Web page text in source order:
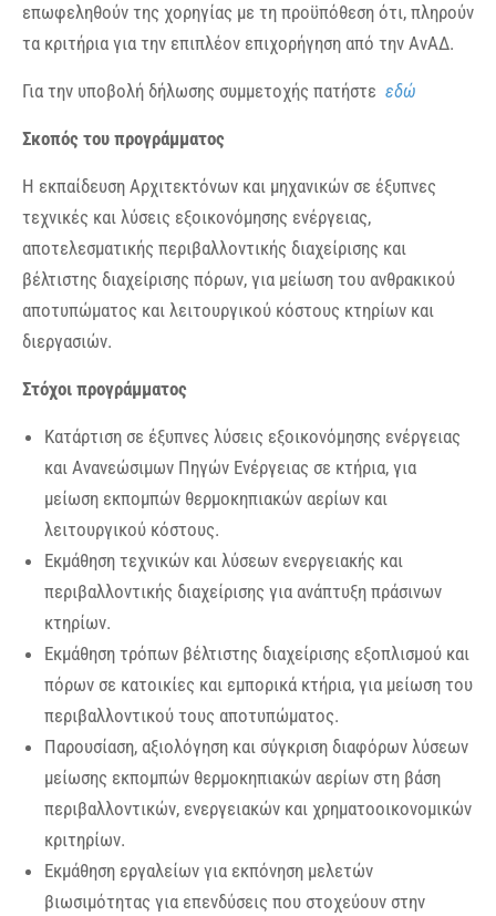
επωφεληθούν της χορηγίας με τη προϋπόθεση ότι, πληρούν
τα κριτήρια για την επιπλέον επιχορήγηση από την ΑνΑΔ.
Για την υποβολή δήλωσης συμμετοχής πατήστε εδώ
Σκοπός του προγράμματος
Η εκπαίδευση Αρχιτεκτόνων και μηχανικών σε έξυπνες
τεχνικές και λύσεις εξοικονόμησης ενέργειας,
αποτελεσματικής περιβαλλοντικής διαχείρισης και
βέλτιστης διαχείρισης πόρων, για μείωση του ανθρακικού
αποτυπώματος και λειτουργικού κόστους κτηρίων και
διεργασιών.
Στόχοι προγράμματος
Κατάρτιση σε έξυπνες λύσεις εξοικονόμησης ενέργειας
και Ανανεώσιμων Πηγών Ενέργειας σε κτήρια, για
μείωση εκπομπών θερμοκηπιακών αερίων και
λειτουργικού κόστους.
Εκμάθηση τεχνικών και λύσεων ενεργειακής και
περιβαλλοντικής διαχείρισης για ανάπτυξη πράσινων
κτηρίων.
Εκμάθηση τρόπων βέλτιστης διαχείρισης εξοπλισμού και
πόρων σε κατοικίες και εμπορικά κτήρια, για μείωση του
περιβαλλοντικού τους αποτυπώματος.
Παρουσίαση, αξιολόγηση και σύγκριση διαφόρων λύσεων
μείωσης εκπομπών θερμοκηπιακών αερίων στη βάση
περιβαλλοντικών, ενεργειακών και χρηματοοικονομικών
κριτηρίων.
Εκμάθηση εργαλείων για εκπόνηση μελετών
βιωσιμότητας για επενδύσεις που στοχεύουν στην